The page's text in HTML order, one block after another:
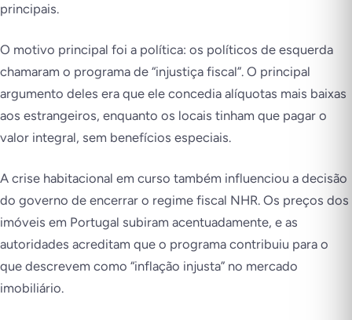
principais.
O motivo principal foi a política: os políticos de esquerda
chamaram o programa de “injustiça fiscal”. O principal
argumento deles era que ele concedia alíquotas mais baixas
aos estrangeiros, enquanto os locais tinham que pagar o
valor integral, sem benefícios especiais.
A crise habitacional em curso também influenciou a decisão
do governo de encerrar o regime fiscal NHR. Os preços dos
imóveis em Portugal subiram acentuadamente, e as
autoridades acreditam que o programa contribuiu para o
que descrevem como “inflação injusta” no mercado
imobiliário.